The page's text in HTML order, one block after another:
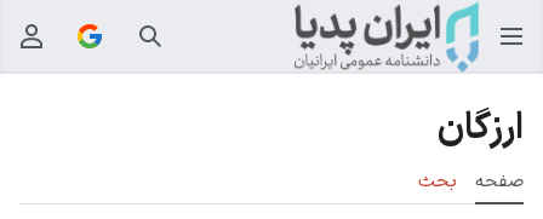
جستجو
ارزگان
صفحه بحث